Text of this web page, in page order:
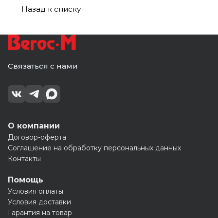
Назад к списку
Связаться с нами
О компании
Договор-оферта
Соглашение на обработку персональных данных
Контакты
Помощь
Условия оплаты
Условия доставки
Гарантия на товар